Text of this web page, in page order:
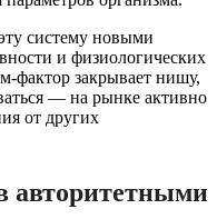
систему новыми
и физиологических
фактор закрывает нишу,
— на рынке активно
от других
авторитетными